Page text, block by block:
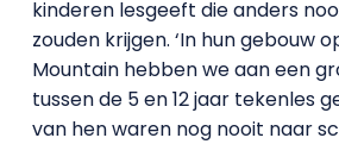
kinderen lesgeeft die anders
zouden krijgen. ‘In hun gebouw
Mountain hebben we aan een
tussen de 5 en 12 jaar tekenles
van hen waren nog nooit naar